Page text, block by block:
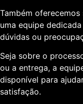
Também
uma equipe
dúvidas ou
Seja sobre o
ou a entrega, a
disponível para
satisfação.